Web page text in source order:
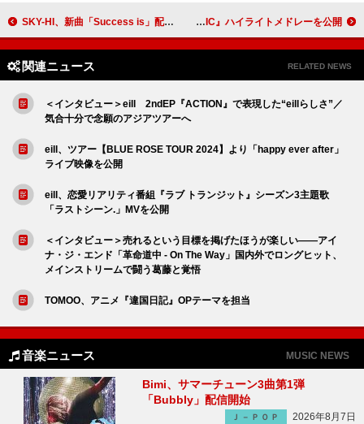
SKY-HI、新曲「Success is」配信＆ライブ映像を公開へ INI、ニューシングル『THE WINTER MAGIC』ハイライトメドレーを公開
関連ニュース RELATED NEWS
＜インタビュー＞eill 2ndEP『ACTION』で表現した“eillらしさ”／
気合十分で念願のアジアツアーへ
eill、ツアー【BLUE ROSE TOUR 2024】より「happy ever after」
ライブ映像を公開
eill、恋愛リアリティ番組『ラブ トランジット』シーズン3主題歌
「ラストシーン.」MVを公開
＜インタビュー＞売れるという目標を掲げたほうが楽しい――アイ
ナ・ジ・エンド「革命道中 - On The Way」国内外でロングヒット、
メインストリームで闘う葛藤と覚悟
TOMOO、アニメ『違国日記』OPテーマを担当
音楽ニュース MUSIC NEWS
Bimi、サマーチューン3曲第1弾
「Bubbly」配信開始
Ｊ－ＰＯＰ 2026年8月7日